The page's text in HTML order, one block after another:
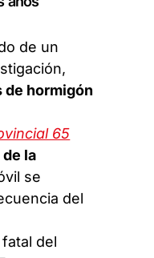
de un
hormigón
65
la
se
del